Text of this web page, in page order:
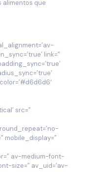
alimentos que
link=”
src=”
mobile_display=”
av-medium-font-
size=” av_uid=’av-